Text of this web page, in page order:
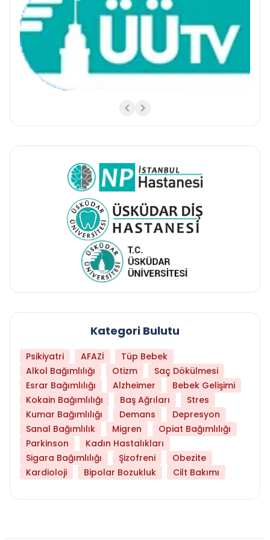
Kategori Bulutu
Psikiyatri AFAZİ
Tüp Bebek
Alkol Bağımlılığı
Otizm
Saç Dökülmesi
Esrar Bağımlılığı
Alzheimer
Bebek Gelişimi
Kokain Bağımlılığı
Baş Ağrıları
Stres
Kumar Bağımlılığı
Demans
Depresyon
Sanal Bağımlılık
Migren
Opiat Bağımlılığı
Parkinson
Kadın Hastalıkları
Sigara Bağımlılığı
Şizofreni
Obezite
Kardioloji
Bipolar Bozukluk Cilt Bakımı